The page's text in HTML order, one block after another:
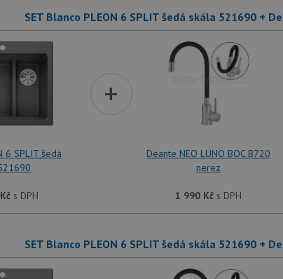
SET Blanco PLEON 6 SPLIT šedá skála 521690 +
6 SPLIT šedá
Kčs DPH
+
Deante NEO LUNO BOC B720
nerez
1 990 Kč s DPH
SET Blanco PLEON 6 SPLIT šedá skála 521690 +